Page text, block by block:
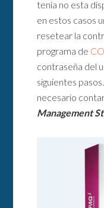
tenia no esta
en estos casos
resetear la
programa de
contraseña del
siguientes
necesario
Management